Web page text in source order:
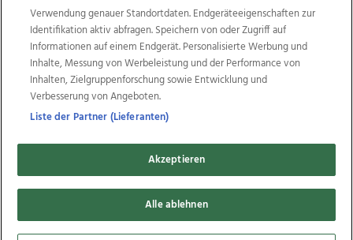
Weitere Angebote des Medienhauses Wimmer
TV1 di-mog-i.at OÖNow
Ischler Woche
Life Radio
OÖNachrichten
OÖN Immobilien
OÖN Karriere
OÖN Reise
Promenaden Galerien
Regionaljobs
wasistlos.at wirtrauern.at
Copyrights © 2026 Tips Zeitungs GmbH & Co KG
developed by
Verwendung genauer Standortdaten. Endgeräteeigenschaften zur
Identifikation aktiv abfragen. Speichern von oder Zugriff auf
Informationen auf einem Endgerät. Personalisierte Werbung und
Inhalte, Messung von Werbeleistung und der Performance von
Inhalten, Zielgruppenforschung sowie Entwicklung und
Verbesserung von Angeboten.
Liste der Partner (Lieferanten)
Akzeptieren
Alle ablehnen